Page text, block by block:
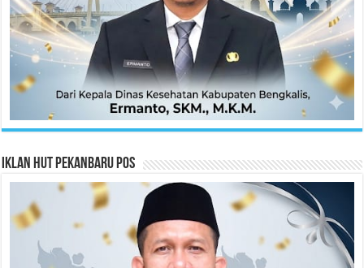
Iklan HUT Pekanbaru Pos